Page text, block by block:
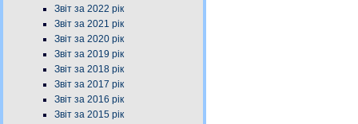
Звіт за 2022 рік
Звіт за 2021 рік
Звіт за 2020 рік
Звіт за 2019 рік
Звіт за 2018 рік
Звіт за 2017 рік
Звіт за 2016 рік
Звіт за 2015 рік